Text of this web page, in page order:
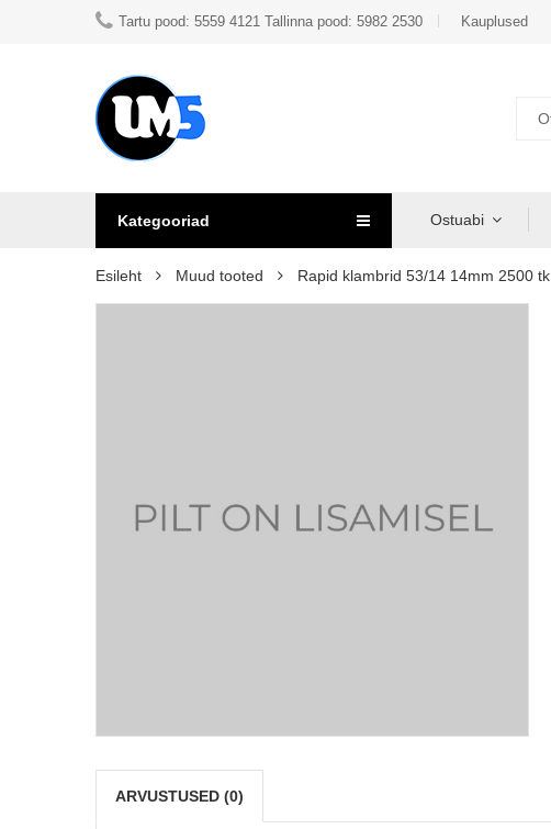
Tartu pood: 5559 4121 Tallinna pood: 5982 2530 Kauplused
Kategooriad Ostuabi
Esileht Muud tooted Rapid klambrid 53/14 14mm 2500 tk
ARVUSTUSED (0)